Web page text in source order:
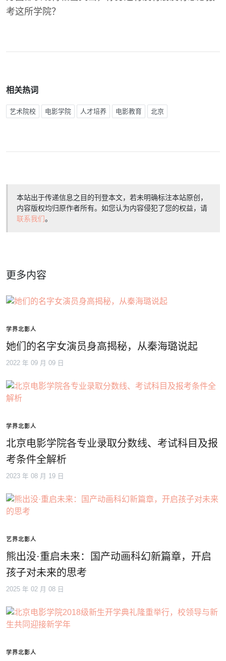
考这所学院？
相关热词
艺术院校 电影学院 人才培养 电影教育 北京
本站出于传递信息之目的刊登本文，若未明确标注本站原创，
内容版权均归原作者所有。如您认为内容侵犯了您的权益，请
联系我们。
更多内容
学界北影人
她们的名字女演员身高揭秘，从秦海璐说起
2022 年 09 月 09 日
学界北影人
北京电影学院各专业录取分数线、考试科目及报
考条件全解析
2023 年 08 月 19 日
艺界北影人
熊出没·重启未来：国产动画科幻新篇章，开启
孩子对未来的思考
2025 年 02 月 08 日
学界北影人